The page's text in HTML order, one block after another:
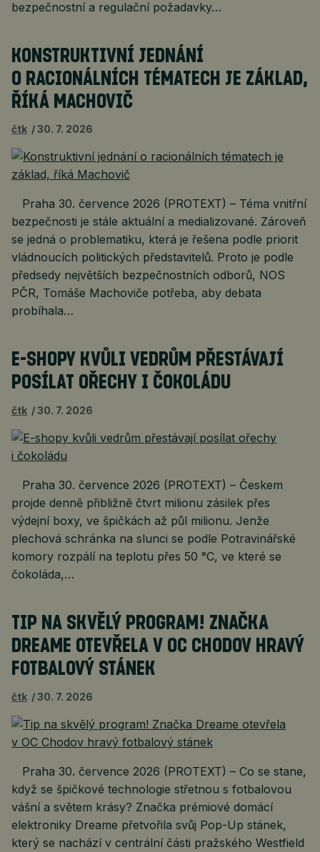
bezpečnostní a regulační požadavky…
KONSTRUKTIVNÍ JEDNÁNÍ
O RACIONÁLNÍCH TÉMATECH JE ZÁKLAD,
ŘÍKÁ MACHOVIČ
čtk 30. 7. 2026
Praha 30. července 2026 (PROTEXT) – Téma vnitřní
bezpečnosti je stále aktuální a medializované. Zároveň
se jedná o problematiku, která je řešena podle priorit
vládnoucích politických představitelů. Proto je podle
předsedy největších bezpečnostních odborů, NOS
PČR, Tomáše Machoviče potřeba, aby debata
probíhala…
E-SHOPY KVŮLI VEDRŮM PŘESTÁVAJÍ
POSÍLAT OŘECHY I ČOKOLÁDU
čtk 30. 7. 2026
Praha 30. července 2026 (PROTEXT) – Českem
projde denně přibližně čtvrt milionu zásilek přes
výdejní boxy, ve špičkách až půl milionu. Jenže
plechová schránka na slunci se podle Potravinářské
komory rozpálí na teplotu přes 50 °C, ve které se
čokoláda,…
TIP NA SKVĚLÝ PROGRAM! ZNAČKA
DREAME OTEVŘELA V OC CHODOV HRAVÝ
FOTBALOVÝ STÁNEK
čtk 30. 7. 2026
Praha 30. července 2026 (PROTEXT) – Co se stane,
když se špičkové technologie střetnou s fotbalovou
vášní a světem krásy? Značka prémiové domácí
elektroniky Dreame přetvořila svůj Pop-Up stánek,
který se nachází v centrální části pražského Westfield